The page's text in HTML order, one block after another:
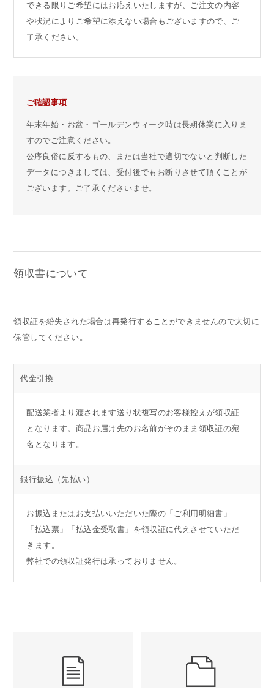
できる限りご希望にはお応えいたしますが、ご注文の内容
や状況によりご希望に添えない場合もございますので、ご
了承ください。
ご確認事項
年末年始・お盆・ゴールデンウィーク時は長期休業に入りま
すのでご注意ください。
公序良俗に反するもの、または当社で適切でないと判断した
データにつきましては、受付後でもお断りさせて頂くことが
ございます。ご了承くださいませ。
領収書について
領収証を紛失された場合は再発行することができませんので大切に
保管してください。
代金引換
配送業者より渡されます送り状複写のお客様控えが領収証
となります。商品お届け先のお名前がそのまま領収証の宛
名となります。
銀行振込 （先払い）
お振込またはお支払いいただいた際の「ご利用明細書」
「払込票」「払込金受取書」を領収証に代えさせていただ
きます。
弊社での領収証発行は承っておりません。